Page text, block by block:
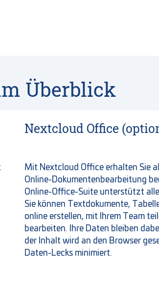
Überblick
Nextcloud Office
Mit Nextcloud Office erhalten Sie
Online-Dokumentenbearbeitung
Online-Office-Suite unterstützt
Sie können Textdokumente,
online erstellen, mit Ihrem Team
bearbeiten. Ihre Daten bleiben
der Inhalt wird an den Browser
Daten-Lecks minimiert.